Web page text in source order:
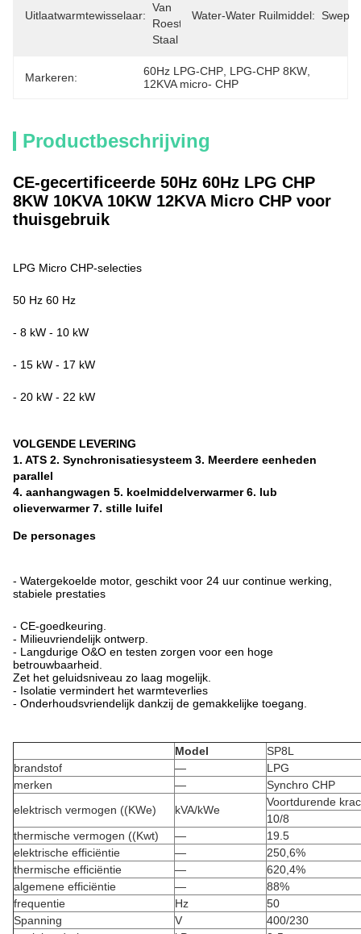
Uitlaatwarmtewisselaar:
Van
Roestvrij
Staal
Water-Water Ruilmiddel: Swep
Markeren: 60Hz LPG-CHP LPG-CHP 8KW
12KVA micro- CHP
Productbeschrijving
CE-gecertificeerde 50Hz 60Hz LPG CHP
8KW 10KVA 10KW 12KVA Micro CHP voor
thuisgebruik
LPG Micro CHP-selecties
50 Hz 60 Hz
- 8 kW - 10 kW
- 15 kW - 17 kW
- 20 kW - 22 kW
VOLGENDE LEVERING
1. ATS 2. Synchronisatiesysteem 3. Meerdere eenheden
parallel
4. aanhangwagen 5. koelmiddelverwarmer 6. lub
olieverwarmer 7. stille luifel
De personages
- Watergekoelde motor, geschikt voor 24 uur continue werking,
stabiele prestaties
- CE-goedkeuring.
- Milieuvriendelijk ontwerp.
- Langdurige O&O en testen zorgen voor een hoge
betrouwbaarheid.
Zet het geluidsniveau zo laag mogelijk.
- Isolatie vermindert het warmteverlies
- Onderhoudsvriendelijk dankzij de gemakkelijke toegang.
Model
SP8L
brandstof
—
LPG
merken
—
Synchro CHP
elektrisch vermogen ((KWe)
kVA/kWe
Voortdurende
10/8
thermische vermogen ((Kwt)
—
19.5
elektrische efficiëntie
—
250,6%
thermische efficiëntie
—
620,4%
algemene efficiëntie
—
88%
frequentie
Hz
50
Spanning
V
400/230